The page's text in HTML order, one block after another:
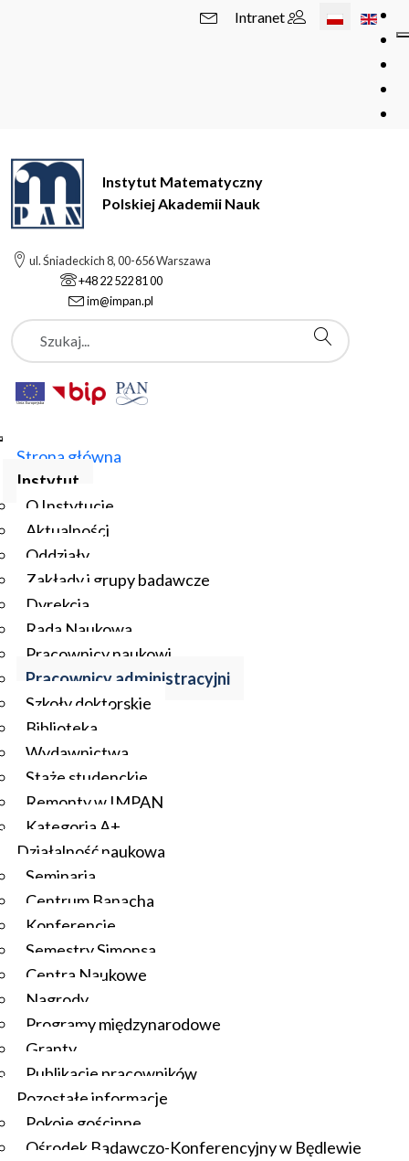
Wybierz swój
Intranet
Instytut Matematyczny
Polskiej Akademii Nauk
ul. Śniadeckich 8, 00-656 Warszawa
+48 22 522 81 00
im@impan.pl
Szukaj
Strona główna
Instytut
O Instytucie
Aktualności
Oddziały
Zakłady i grupy badawcze
Dyrekcja
Rada Naukowa
Pracownicy naukowi
Pracownicy administracyjni
Szkoły doktorskie
Biblioteka
Wydawnictwa
Staże studenckie
Remonty w IMPAN
Kategoria A+
Działalność naukowa
Seminaria
Centrum Banacha
Konferencje
Semestry Simonsa
Centra Naukowe
Nagrody
Programy międzynarodowe
Granty
Publikacje pracowników
Pozostałe informacje
Pokoje gościnne
Ośrodek Badawczo-Konferencyjny w Będlewie